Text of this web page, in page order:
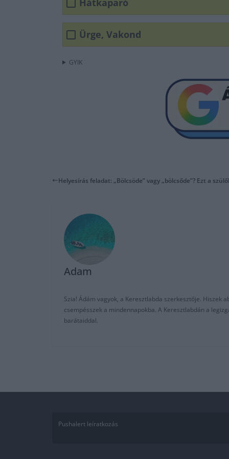
Hátkaparó
Ürge, Vakond
GYIK
Helyesírás feladat: „Bölcsöde” vagy „bölcsőde”? Ezt a
Adam
Szia! Ádám vagyok, a Keresztlabda szerkesztője.
csempésszek a mindennapokba. A Keresztlabdán a
barátaiddal.
Pushalert leíratkozás